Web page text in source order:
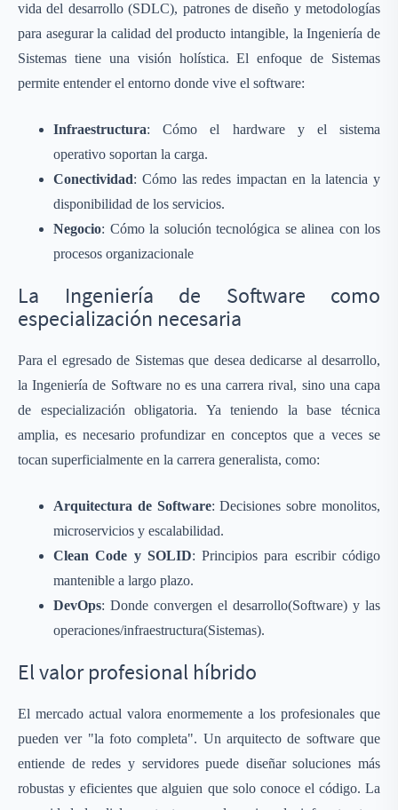
vida del desarrollo (SDLC), patrones de diseño y metodologías
para asegurar la calidad del producto intangible, la Ingeniería de
Sistemas tiene una visión holística. El enfoque de Sistemas
permite entender el entorno donde vive el software:
Infraestructura: Cómo el hardware y el sistema
operativo soportan la carga.
Conectividad: Cómo las redes impactan en la latencia y
disponibilidad de los servicios.
Negocio: Cómo la solución tecnológica se alinea con los
procesos organizacionale
La Ingeniería de Software como
especialización necesaria
Para el egresado de Sistemas que desea dedicarse al desarrollo,
la Ingeniería de Software no es una carrera rival, sino una capa
de especialización obligatoria. Ya teniendo la base técnica
amplia, es necesario profundizar en conceptos que a veces se
tocan superficialmente en la carrera generalista, como:
Arquitectura de Software: Decisiones sobre monolitos,
microservicios y escalabilidad.
Clean Code y SOLID: Principios para escribir código
mantenible a largo plazo.
DevOps: Donde convergen el desarrollo(Software) y las
operaciones/infraestructura(Sistemas).
El valor profesional híbrido
El mercado actual valora enormemente a los profesionales que
pueden ver "la foto completa". Un arquitecto de software que
entiende de redes y servidores puede diseñar soluciones más
robustas y eficientes que alguien que solo conoce el código. La